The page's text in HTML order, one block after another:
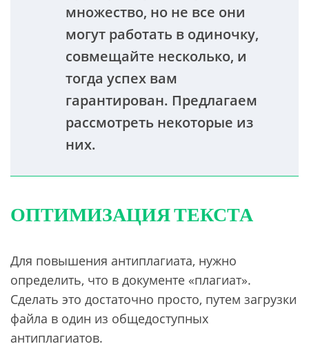
множество, но не все они
могут работать в одиночку,
совмещайте несколько, и
тогда успех вам
гарантирован. Предлагаем
рассмотреть некоторые из
них.
ОПТИМИЗАЦИЯ ТЕКСТА
Для повышения антиплагиата, нужно
определить, что в документе «плагиат».
Сделать это достаточно просто, путем загрузки
файла в один из общедоступных
антиплагиатов.